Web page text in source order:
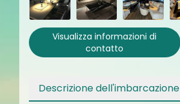
Visualizza informazioni di
contatto
Descrizione dell'imbarcazione